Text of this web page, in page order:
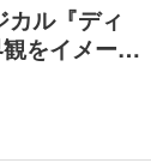
ル『ディ
をイメー…